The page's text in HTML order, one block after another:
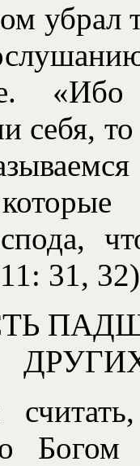
убрал
себя,
31,